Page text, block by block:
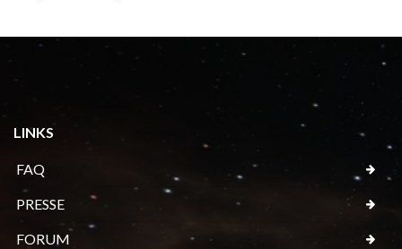
LINKS
FAQ
PRESSE
FORUM